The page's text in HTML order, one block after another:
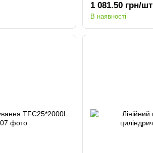
1 081.50 грн/шт
В наявності